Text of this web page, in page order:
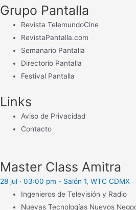
Grupo Pantalla
Revista TelemundoCine
RevistaPantalla.com
Semanario Pantalla
Directorio Pantalla
Festival Pantalla
Links
Aviso de Privacidad
Contacto
Master Class Amitra
28 jul · 03:00 pm - Salón 1, WTC CDMX
Ingenieros de Televisión y Radio
Nuevas Tecnologías Nuevos